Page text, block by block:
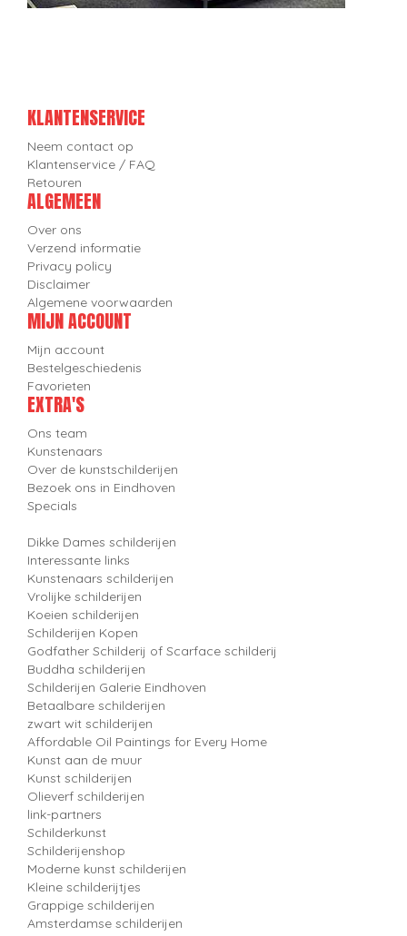
KLANTENSERVICE
Neem contact op
Klantenservice / FAQ
Retouren
ALGEMEEN
Over ons
Verzend informatie
Privacy policy
Disclaimer
Algemene voorwaarden
MIJN ACCOUNT
Mijn account
Bestelgeschiedenis
Favorieten
EXTRA'S
Ons team
Kunstenaars
Over de kunstschilderijen
Bezoek ons in Eindhoven
Specials
Dikke Dames schilderijen
Interessante links
Kunstenaars schilderijen
Vrolijke schilderijen
Koeien schilderijen
Schilderijen Kopen
Godfather Schilderij of Scarface schilderij
Buddha schilderijen
Schilderijen Galerie Eindhoven
Betaalbare schilderijen
zwart wit schilderijen
Affordable Oil Paintings for Every Home
Kunst aan de muur
Kunst schilderijen
Olieverf schilderijen
link-partners
Schilderkunst
Schilderijenshop
Moderne kunst schilderijen
Kleine schilderijtjes
Grappige schilderijen
Amsterdamse schilderijen